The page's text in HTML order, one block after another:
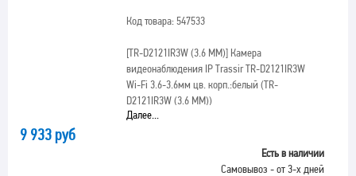
Код товара: 547533
[TR-D2121IR3W (3.6 MM)]Камера
видеонаблюдения IP Trassir TR-D2121IR3W
Wi-Fi 3.6-3.6мм цв. корп.:белый (TR-
D2121IR3W (3.6 MM))
Далее...
9 933 руб
Есть в наличии
Самовывоз - от 3-х дней